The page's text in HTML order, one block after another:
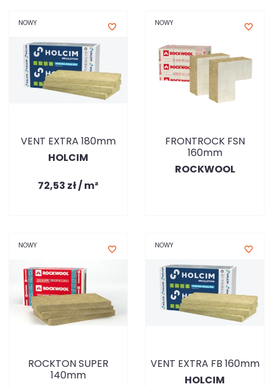
NOWY favorite_border
VENT EXTRA 180mm
HOLCIM
72,53 zł / m²
NOWY favorite_border
FRONTROCK FSN
160mm
ROCKWOOL
NOWY favorite_border
ROCKTON SUPER
140mm
NOWY favorite_border
VENT EXTRA FB 160mm
HOLCIM